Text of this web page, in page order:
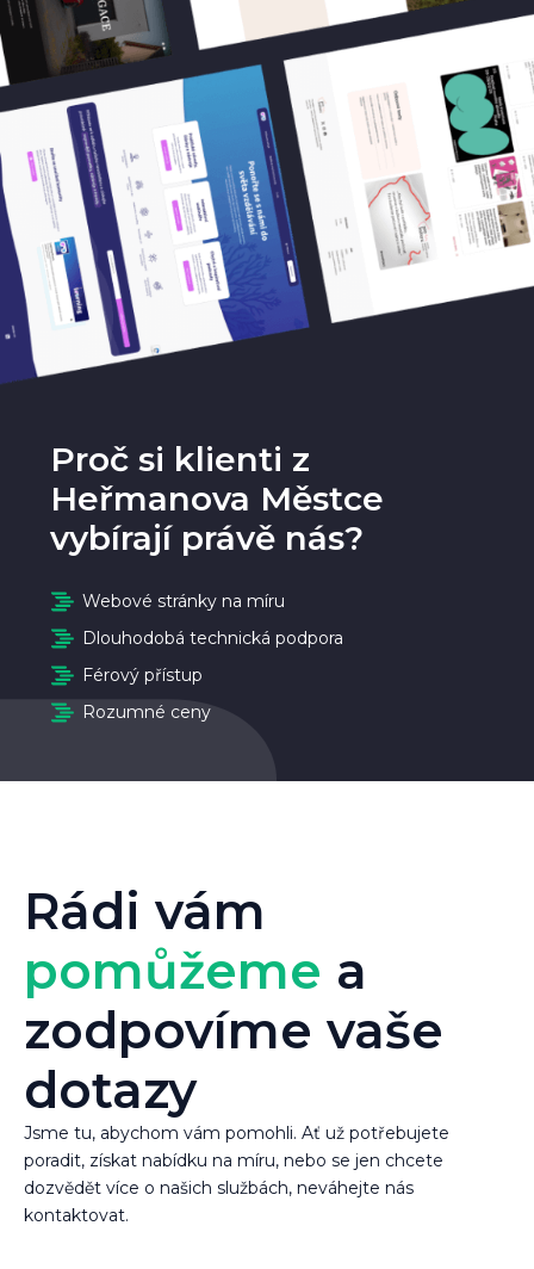
Proč si klienti z
Heřmanova Městce
vybírají právě nás?
Webové stránky na míru
Dlouhodobá technická podpora
Férový přístup
Rozumné ceny
Rádi vám
pomůžeme a
zodpovíme vaše
dotazy
Jsme tu, abychom vám pomohli. Ať už potřebujete
poradit, získat nabídku na míru, nebo se jen chcete
dozvědět více o našich službách, neváhejte nás
kontaktovat.